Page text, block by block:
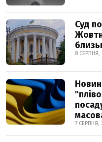
Суд
8 СЕРПНЯ,
7 СЕРПНЯ,